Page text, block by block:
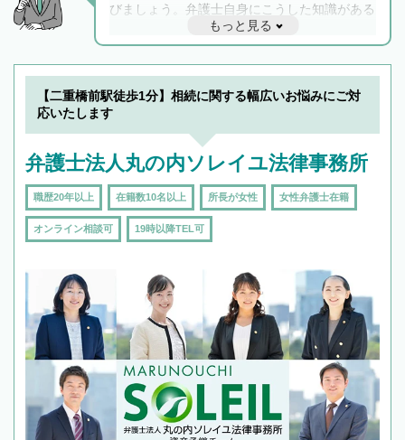
びましょう。弁護士自身にこうした知識がある
と他士業との連携もスムーズに進み、トラブル
解決のみならず相続をトータルで任せることが
できます。また、相続は感情がからむ分野なの
でフィーリングも重要です。実際に電話や面談
で複数の弁護士と会話をしてウマが合う方に依
もっと見る
【二重橋前駅徒歩1分】相続に関する幅広いお悩みにご対
応いたします
弁護士法人丸の内ソレイユ法律事務所
職歴20年以上 在籍数10名以上 所長が女性 女性弁護士在籍
オンライン相談可 19時以降TEL可